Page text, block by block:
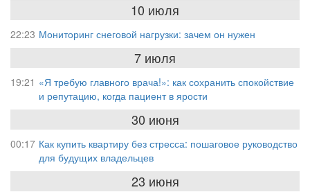
10 июля
22:23 Мониторинг снеговой нагрузки: зачем он нужен
7 июля
19:21 «Я требую главного врача!»: как сохранить спокойствие
и репутацию, когда пациент в ярости
30 июня
00:17 Как купить квартиру без стресса: пошаговое руководство
для будущих владельцев
23 июня